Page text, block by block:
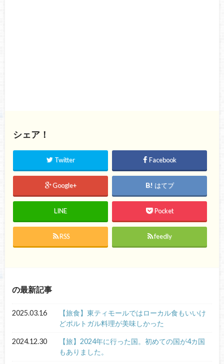
シェア！
Twitter Facebook
Google+ はてブ
LINE Pocket
RSS feedly
の最新記事
2025.03.16
【旅食】東ティモールではローカル食もいいけ
どポルトガル料理が美味しかった
2024.12.30
【旅】2024年に行った国。初めての国が4カ国
もありました。